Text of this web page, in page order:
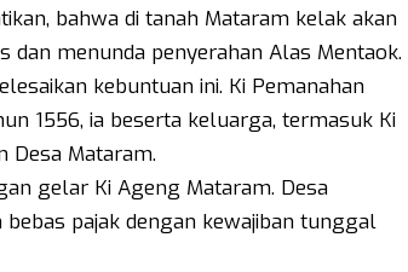
bahwa di tanah Mataram kelak akan
dan menunda penyerahan Alas Mentaok.
kebuntuan ini. Ki Pemanahan
1556, ia beserta keluarga, termasuk Ki
Desa Mataram.
gelar Ki Ageng Mataram. Desa
pajak dengan kewajiban tunggal